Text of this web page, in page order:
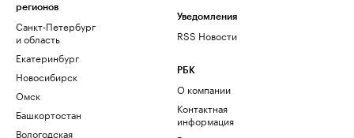
регионов
Санкт-Петербург
и область
Екатеринбург
Новосибирск
Омск
Башкортостан
Вологодская
Уведомления
RSS Новости
РБК
О компании
Контактная
информация